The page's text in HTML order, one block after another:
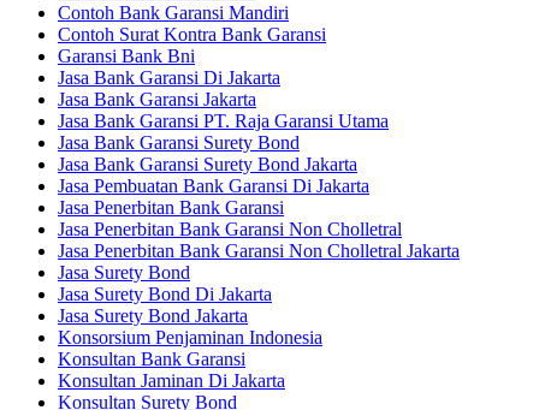
Contoh Bank Garansi Mandiri
Contoh Surat Kontra Bank Garansi
Garansi Bank Bni
Jasa Bank Garansi Di Jakarta
Jasa Bank Garansi Jakarta
Jasa Bank Garansi PT. Raja Garansi Utama
Jasa Bank Garansi Surety Bond
Jasa Bank Garansi Surety Bond Jakarta
Jasa Pembuatan Bank Garansi Di Jakarta
Jasa Penerbitan Bank Garansi
Jasa Penerbitan Bank Garansi Non Cholletral
Jasa Penerbitan Bank Garansi Non Cholletral Jakarta
Jasa Surety Bond
Jasa Surety Bond Di Jakarta
Jasa Surety Bond Jakarta
Konsorsium Penjaminan Indonesia
Konsultan Bank Garansi
Konsultan Jaminan Di Jakarta
Konsultan Surety Bond